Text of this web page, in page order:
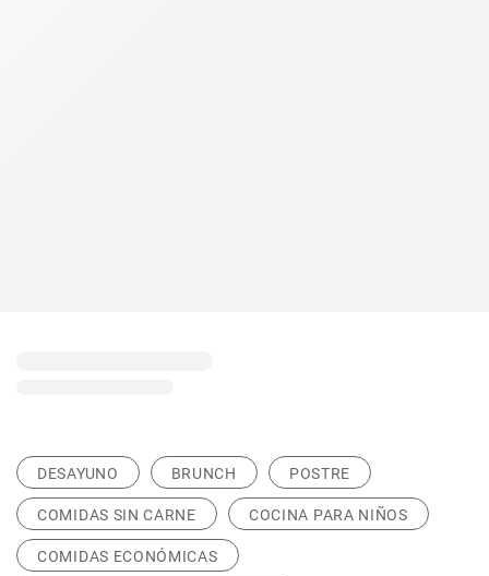
DESAYUNO BRUNCH POSTRE
COMIDAS SIN CARNE COCINA PARA NIÑOS
COMIDAS ECONÓMICAS